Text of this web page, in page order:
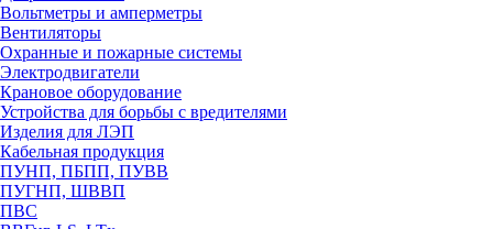
Вольтметры и амперметры
Вентиляторы
Охранные и пожарные системы
Электродвигатели
Крановое оборудование
Устройства для борьбы с вредителями
Изделия для ЛЭП
Кабельная продукция
ПУНП, ПБПП, ПУВВ
ПУГНП, ШВВП
ПВС